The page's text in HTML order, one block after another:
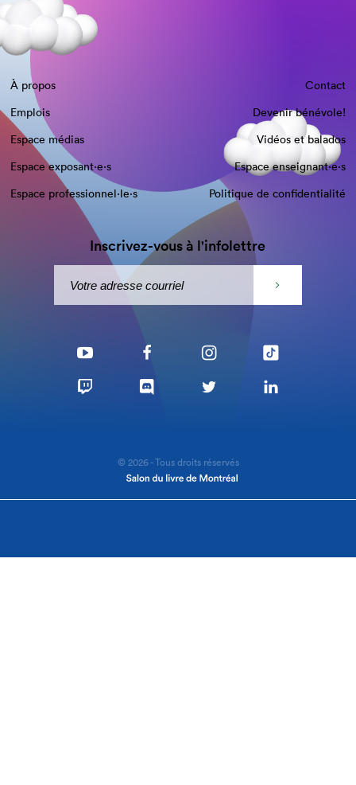
À propos
Contact
Emplois
Devenir bénévole!
Espace médias
Vidéos et balados
Espace exposant·e⋅s
Espace enseignant·e⋅s
Espace professionnel·le⋅s
Politique de confidentialité
Inscrivez-vous à l'infolettre
© 2026 - Tous droits réservés